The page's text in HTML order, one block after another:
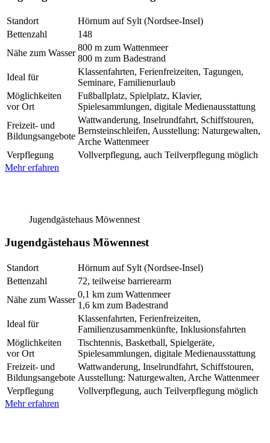
Standort
Hörnum auf Sylt (Nordsee-Insel)
Bettenzahl
148
Nähe zum Wasser
800 m zum Wattenmeer
800 m zum Badestrand
Ideal für
Klassenfahrten, Ferienfreizeiten, Tagungen,
Seminare, Familienurlaub
Möglichkeiten
vor Ort
Fußballplatz, Spielplatz, Klavier,
Spielesammlungen, digitale Medienausstattung
Freizeit- und
Bildungsangebote
Wattwanderung, Inselrundfahrt, Schiffstouren,
Bernsteinschleifen, Ausstellung: Naturgewalten,
Arche Wattenmeer
Verpflegung
Vollverpflegung, auch Teilverpflegung möglich
Mehr erfahren
Jugendgästehaus Möwennest
Jugendgästehaus Möwennest
Standort
Hörnum auf Sylt (Nordsee-Insel)
Bettenzahl
72, teilweise barrierearm
Nähe zum Wasser
0,1 km zum Wattenmeer
1,6 km zum Badestrand
Ideal für
Klassenfahrten, Ferienfreizeiten,
Familienzusammenkünfte, Inklusionsfahrten
Möglichkeiten
vor Ort
Tischtennis, Basketball, Spielgeräte,
Spielesammlungen, digitale Medienausstattung
Freizeit- und
Bildungsangebote
Wattwanderung, Inselrundfahrt, Schiffstouren,
Ausstellung: Naturgewalten, Arche Wattenmeer
Verpflegung
Vollverpflegung, auch Teilverpflegung möglich
Mehr erfahren